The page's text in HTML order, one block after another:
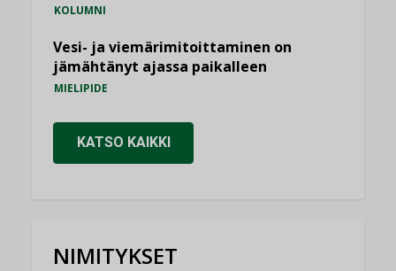
KOLUMNI
Vesi- ja viemärimitoittaminen on
jämähtänyt ajassa paikalleen
MIELIPIDE
KATSO KAIKKI
NIMITYKSET